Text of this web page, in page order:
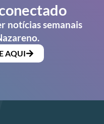
notícias semanais
AQUI